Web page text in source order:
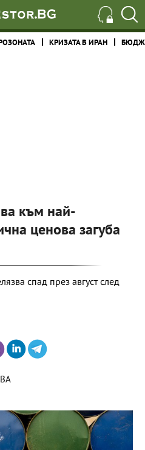
КРИЗАТА В ИРАН
към най-
ценова загуба
спад през август след